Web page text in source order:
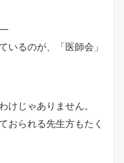
いるのが、「医師会」
けじゃありません。
おられる先生方もたく